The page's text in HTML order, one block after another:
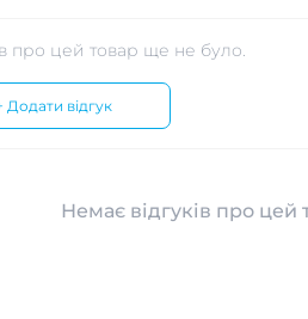
про цей товар ще не було.
Додати відгук
Немає відгуків про цей